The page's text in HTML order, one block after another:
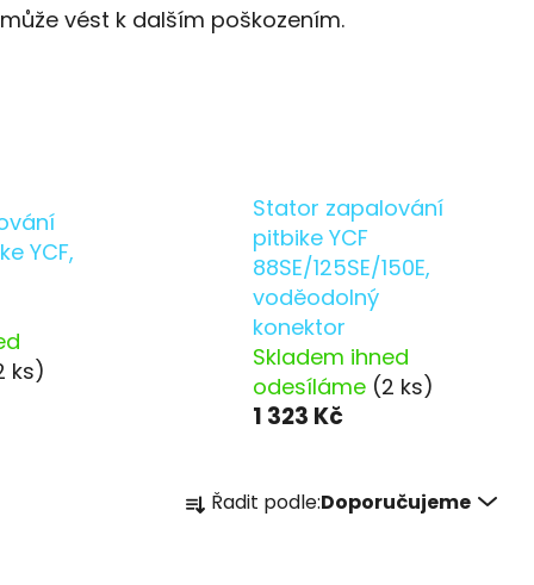
vést k dalším poškozením.
YCF,
ks)
Stator zapalování
pitbike YCF
88SE/125SE/150E,
voděodolný
konektor
Skladem ihned
odesíláme (2 ks)
1 323 Kč
a Řadit podle:Doporučujeme